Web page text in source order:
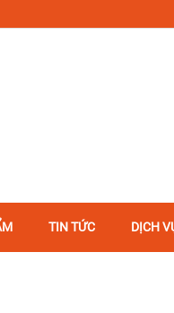
TIN TỨC DỊCH